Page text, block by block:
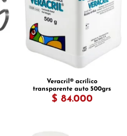
Veracril® acrílico
transparente auto 500grs
$ 84.000